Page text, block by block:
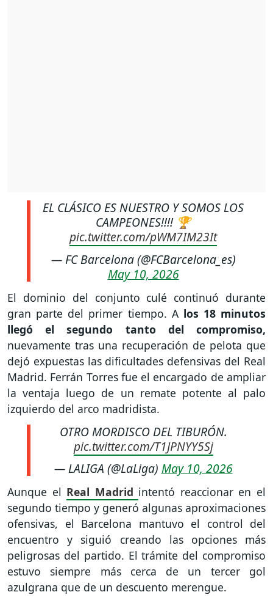
EL CLÁSICO ES NUESTRO Y SOMOS LOS
CAMPEONES!!!! 🏆
pic.twitter.com/pWM7IM23It
— FC Barcelona (@FCBarcelona_es)
May 10, 2026
El dominio del conjunto culé continuó durante
gran parte del primer tiempo. Alos 18 minutos
llegó el segundo tanto del compromiso,
nuevamente tras una recuperación de pelota que
dejó expuestas las dificultades defensivas del Real
Madrid. Ferrán Torres fue el encargado de ampliar
la ventaja luego de un remate potente al palo
izquierdo del arco madridista.
OTRO MORDISCO DEL TIBURÓN.
pic.twitter.com/T1JPNYY5Sj
— LALIGA (@LaLiga) May 10, 2026
Aunque el Real Madrid intentó reaccionar en el
segundo tiempo y generó algunas aproximaciones
ofensivas, el Barcelona mantuvo el control del
encuentro y siguió creando las opciones más
peligrosas del partido. El trámite del compromiso
estuvo siempre más cerca de un tercer gol
azulgrana que de un descuento merengue.